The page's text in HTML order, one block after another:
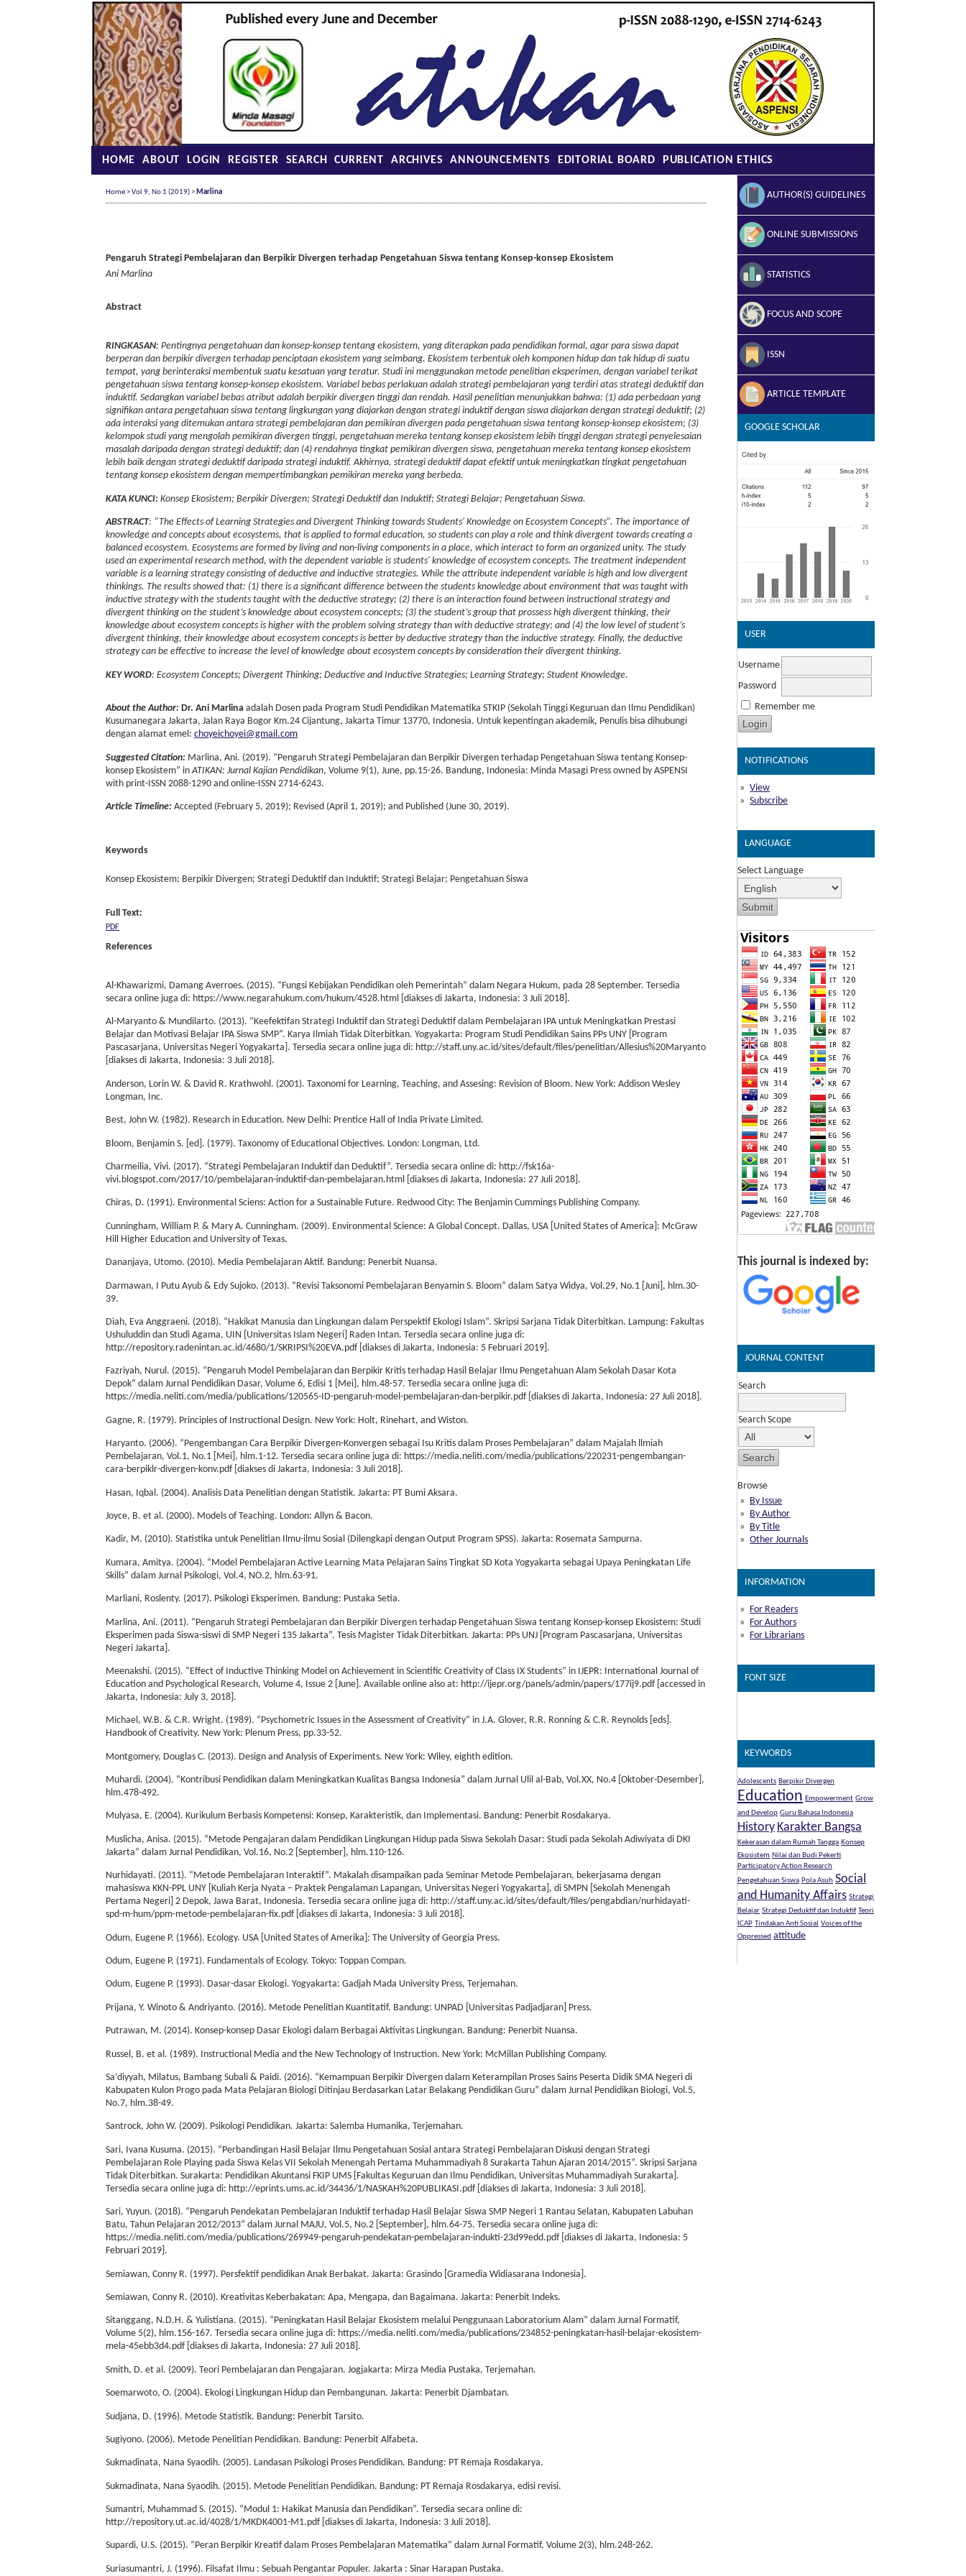
AUTHOR(S) GUIDELINES
ONLINE SUBMISSIONS
STATISTICS
FOCUS AND SCOPE
ISSN
ARTICLE TEMPLATE
GOOGLE SCHOLAR
USER
Username
Password
Remember me
NOTIFICATIONS
View
Subscribe
LANGUAGE
Select Language
This journal is indexed by:
JOURNAL CONTENT
Search
Search Scope
Browse
By Issue
By Author
By Title
Other Journals
INFORMATION
For Readers
For Authors
For Librarians
FONT SIZE
KEYWORDS
Adolescents Berpikir Divergen
Education Empowerment Grow
and Develop Guru Bahasa Indonesia
History Karakter Bangsa
Kekerasan dalam Rumah Tangga Konsep
Ekosistem Nilai dan Budi Pekerti
Participatory Action Research
Pengetahuan Siswa Pola Asuh Social
and Humanity Affairs Strategi
Belajar Strategi Deduktif dan Induktif Teori
ICAP Tindakan Anti Sosial Voices of the
Oppressed attitude
HOME ABOUT LOGIN REGISTER SEARCH CURRENT ARCHIVES ANNOUNCEMENTS EDITORIAL BOARD PUBLICATION ETHICS
Home >Vol 9, No 1 (2019) > Marlina
Pengaruh Strategi Pembelajaran dan Berpikir Divergen terhadap Pengetahuan Siswa tentang Konsep-konsep Ekosistem
Ani Marlina
Abstract
RINGKASAN: Pentingnya pengetahuan dan konsep-konsep tentang ekosistem, yang diterapkan pada pendidikan formal, agar para siswa dapat
berperan dan berpikir divergen terhadap penciptaan ekosistem yang seimbang. Ekosistem terbentuk oleh komponen hidup dan tak hidup di suatu
tempat, yang berinteraksi membentuk suatu kesatuan yang teratur. Studi ini menggunakan metode penelitian eksperimen, dengan variabel terikat
pengetahuan siswa tentang konsep-konsep ekosistem. Variabel bebas perlakuan adalah strategi pembelajaran yang terdiri atas strategi deduktif dan
induktif. Sedangkan variabel bebas atribut adalah berpikir divergen tinggi dan rendah. Hasil penelitian menunjukkan bahwa: (1) ada perbedaan yang
signifikan antara pengetahuan siswa tentang lingkungan yang diajarkan dengan strategi induktif dengan siswa diajarkan dengan strategi deduktif; (2)
ada interaksi yang ditemukan antara strategi pembelajaran dan pemikiran divergen pada pengetahuan siswa tentang konsep-konsep ekosistem; (3)
kelompok studi yang mengolah pemikiran divergen tinggi, pengetahuan mereka tentang konsep ekosistem lebih tinggi dengan strategi penyelesaian
masalah daripada dengan strategi deduktif; dan (4) rendahnya tingkat pemikiran divergen siswa, pengetahuan mereka tentang konsep ekosistem
lebih baik dengan strategi deduktif daripada strategi induktif. Akhirnya, strategi deduktif dapat efektif untuk meningkatkan tingkat pengetahuan
tentang konsep ekosistem dengan mempertimbangkan pemikiran mereka yang berbeda.
KATA KUNCI: Konsep Ekosistem; Berpikir Divergen; Strategi Deduktif dan Induktif; Strategi Belajar; Pengetahuan Siswa.
ABSTRACT: “The Effects of Learning Strategies and Divergent Thinking towards Students' Knowledge on Ecosystem Concepts”. The importance of
knowledge and concepts about ecosystems, that is applied to formal education, so students can play a role and think divergent towards creating a
balanced ecosystem. Ecosystems are formed by living and non-living components in a place, which interact to form an organized unity. The study
used an experimental research method, with the dependent variable is students' knowledge of ecosystem concepts. The treatment independent
variable is a learning strategy consisting of deductive and inductive strategies. While the attribute independent variable is high and low divergent
thinkings. The results showed that: (1) there is a significant difference between the students knowledge about environment that was taught with
inductive strategy with the students taught with the deductive strategy; (2) there is an interaction found between instructional strategy and
divergent thinking on the student’s knowledge about ecosystem concepts; (3) the student’s group that prossess high divergent thinking, their
knowledge about ecosystem concepts is higher with the problem solving strategy than with deductive strategy; and (4) the low level of student’s
divergent thinking, their knowledge about ecosystem concepts is better by deductive strategy than the inductive strategy. Finally, the deductive
strategy can be effective to increase the level of knowledge about ecosystem concepts by consideration their divergent thinking.
KEY WORD: Ecosystem Concepts; Divergent Thinking; Deductive and Inductive Strategies; Learning Strategy; Student Knowledge.
About the Author: Dr. Ani Marlina adalah Dosen pada Program Studi Pendidikan Matematika STKIP (Sekolah Tinggi Keguruan dan Ilmu Pendidikan)
Kusumanegara Jakarta, Jalan Raya Bogor Km.24 Cijantung, Jakarta Timur 13770, Indonesia. Untuk kepentingan akademik, Penulis bisa dihubungi
dengan alamat emel: choyeichoyei@gmail.com
Suggested Citation: Marlina, Ani. (2019). “Pengaruh Strategi Pembelajaran dan Berpikir Divergen terhadap Pengetahuan Siswa tentang Konsep-
konsep Ekosistem” inATIKAN: Jurnal Kajian Pendidikan, Volume 9(1), June, pp.15-26. Bandung, Indonesia: Minda Masagi Press owned by ASPENSI
with print-ISSN 2088-1290 and online-ISSN 2714-6243.
Article Timeline: Accepted (February 5, 2019); Revised (April 1, 2019); and Published (June 30, 2019).
Keywords
Konsep Ekosistem; Berpikir Divergen; Strategi Deduktif dan Induktif; Strategi Belajar; Pengetahuan Siswa
Full Text:
PDF
References
Al-Khawarizmi, Damang Averroes. (2015). “Fungsi Kebijakan Pendidikan oleh Pemerintah” dalam Negara Hukum, pada 28 September. Tersedia
secara online juga di: https://www.negarahukum.com/hukum/4528.html [diakses di Jakarta, Indonesia: 3 Juli 2018].
Al-Maryanto & Mundilarto. (2013). “Keefektifan Strategi Induktif dan Strategi Deduktif dalam Pembelajaran IPA untuk Meningkatkan Prestasi
Belajar dan Motivasi Belajar IPA Siswa SMP”. Karya Ilmiah Tidak Diterbitkan. Yogyakarta: Program Studi Pendidikan Sains PPs UNY [Program
Pascasarjana, Universitas Negeri Yogyakarta]. Tersedia secara online juga di: http://staff.uny.ac.id/sites/default/files/penelitian/Allesius%20Maryanto
[diakses di Jakarta, Indonesia: 3 Juli 2018].
Anderson, Lorin W. & David R. Krathwohl. (2001). Taxonomi for Learning, Teaching, and Assesing: Revision of Bloom. New York: Addison Wesley
Longman, Inc.
Best, John W. (1982). Research in Education. New Delhi: Prentice Hall of India Private Limited.
Bloom, Benjamin S. [ed]. (1979). Taxonomy of Educational Objectives. London: Longman, Ltd.
Charmeilia, Vivi. (2017). “Strategi Pembelajaran Induktif dan Deduktif”. Tersedia secara online di: http://fsk16a-
vivi.blogspot.com/2017/10/pembelajaran-induktif-dan-pembelajaran.html [diakses di Jakarta, Indonesia: 27 Juli 2018].
Chiras, D. (1991). Environmental Sciens: Action for a Sustainable Future. Redwood City: The Benjamin Cummings Publishing Company.
Cunningham, William P. & Mary A. Cunningham. (2009). Environmental Science: A Global Concept. Dallas, USA [United States of America]: McGraw
Hill Higher Education and University of Texas.
Dananjaya, Utomo. (2010). Media Pembelajaran Aktif. Bandung: Penerbit Nuansa.
Darmawan, I Putu Ayub & Edy Sujoko. (2013). “Revisi Taksonomi Pembelajaran Benyamin S. Bloom” dalam Satya Widya, Vol.29, No.1 [Juni], hlm.30-
39.
Diah, Eva Anggraeni. (2018). “Hakikat Manusia dan Lingkungan dalam Perspektif Ekologi Islam”. Skripsi Sarjana Tidak Diterbitkan. Lampung: Fakultas
Ushuluddin dan Studi Agama, UIN [Universitas Islam Negeri] Raden Intan. Tersedia secara online juga di:
http://repository.radenintan.ac.id/4680/1/SKRIPSI%20EVA.pdf [diakses di Jakarta, Indonesia: 5 Februari 2019].
Fazriyah, Nurul. (2015). “Pengaruh Model Pembelajaran dan Berpikir Kritis terhadap Hasil Belajar Ilmu Pengetahuan Alam Sekolah Dasar Kota
Depok” dalam Jurnal Pendidikan Dasar, Volume 6, Edisi 1 [Mei], hlm.48-57. Tersedia secara online juga di:
https://media.neliti.com/media/publications/120565-ID-pengaruh-model-pembelajaran-dan-berpikir.pdf [diakses di Jakarta, Indonesia: 27 Juli 2018].
Gagne, R. (1979). Principles of Instructional Design. New York: Holt, Rinehart, and Wiston.
Haryanto. (2006). “Pengembangan Cara Berpikir Divergen-Konvergen sebagai Isu Kritis dalam Proses Pembelajaran” dalam Majalah llmiah
Pembelajaran, Vol.1, No.1 [Mei], hlm.1-12. Tersedia secara online juga di: https://media.neliti.com/media/publications/220231-pengembangan-
cara-berpiklr-divergen-konv.pdf [diakses di Jakarta, Indonesia: 3 Juli 2018].
Hasan, Iqbal. (2004). Analisis Data Penelitian dengan Statistik. Jakarta: PT Bumi Aksara.
Joyce, B. et al. (2000). Models of Teaching. London: Allyn & Bacon.
Kadir, M. (2010). Statistika untuk Penelitian Ilmu-ilmu Sosial (Dilengkapi dengan Output Program SPSS). Jakarta: Rosemata Sampurna.
Kumara, Amitya. (2004). “Model Pembelajaran Active Learning Mata Pelajaran Sains Tingkat SD Kota Yogyakarta sebagai Upaya Peningkatan Life
Skills” dalam Jurnal Psikologi, Vol.4, NO.2, hlm.63-91.
Marliani, Roslenty. (2017). Psikologi Eksperimen. Bandung: Pustaka Setia.
Marlina, Ani. (2011). “Pengaruh Strategi Pembelajaran dan Berpikir Divergen terhadap Pengetahuan Siswa tentang Konsep-konsep Ekosistem: Studi
Eksperimen pada Siswa-siswi di SMP Negeri 135 Jakarta”. Tesis Magister Tidak Diterbitkan. Jakarta: PPs UNJ [Program Pascasarjana, Universitas
Negeri Jakarta].
Meenakshi. (2015). “Effect of Inductive Thinking Model on Achievement in Scientific Creativity of Class IX Students” in IJEPR: International Journal of
Education and Psychological Research, Volume 4, Issue 2 [June]. Available online also at: http://ijepr.org/panels/admin/papers/177ij9.pdf [accessed in
Jakarta, Indonesia: July 3, 2018].
Michael, W.B. & C.R. Wright. (1989). “Psychometric Issues in the Assessment of Creativity” in J.A. Glover, R.R. Ronning & C.R. Reynolds [eds].
Handbook of Creativity. New York: Plenum Press, pp.33-52.
Montgomery, Douglas C. (2013). Design and Analysis of Experiments. New York: Wiley, eighth edition.
Muhardi. (2004). “Kontribusi Pendidikan dalam Meningkatkan Kualitas Bangsa Indonesia” dalam Jurnal Ulil al-Bab, Vol.XX, No.4 [Oktober-Desember],
hlm.478-492.
Mulyasa, E. (2004). Kurikulum Berbasis Kompetensi: Konsep, Karakteristik, dan Implementasi. Bandung: Penerbit Rosdakarya.
Muslicha, Anisa. (2015). “Metode Pengajaran dalam Pendidikan Lingkungan Hidup pada Siswa Sekolah Dasar: Studi pada Sekolah Adiwiyata di DKI
Jakarta” dalam Jurnal Pendidikan, Vol.16, No.2 [September], hlm.110-126.
Nurhidayati. (2011). “Metode Pembelajaran Interaktif”. Makalah disampaikan pada Seminar Metode Pembelajaran, bekerjasama dengan
mahasiswa KKN-PPL UNY [Kuliah Kerja Nyata – Praktek Pengalaman Lapangan, Universitas Negeri Yogyakarta], di SMPN [Sekolah Menengah
Pertama Negeri] 2 Depok, Jawa Barat, Indonesia. Tersedia secara online juga di: http://staff.uny.ac.id/sites/default/files/pengabdian/nurhidayati-
spd-m-hum/ppm-metode-pembelajaran-fix.pdf [diakses di Jakarta, Indonesia: 3 Juli 2018].
Odum, Eugene P. (1966). Ecology. USA [United States of Amerika]: The University of Georgia Press.
Odum, Eugene P. (1971). Fundamentals of Ecology. Tokyo: Toppan Compan.
Odum, Eugene P. (1993). Dasar-dasar Ekologi. Yogyakarta: Gadjah Mada University Press, Terjemahan.
Prijana, Y. Winoto & Andriyanto. (2016). Metode Penelitian Kuantitatif. Bandung: UNPAD [Universitas Padjadjaran] Press.
Putrawan, M. (2014). Konsep-konsep Dasar Ekologi dalam Berbagai Aktivitas Lingkungan. Bandung: Penerbit Nuansa.
Russel, B. et al. (1989). Instructional Media and the New Technology of Instruction. New York: McMillan Publishing Company.
Sa’diyyah, Milatus, Bambang Subali & Paidi. (2016). “Kemampuan Berpikir Divergen dalam Keterampilan Proses Sains Peserta Didik SMA Negeri di
Kabupaten Kulon Progo pada Mata Pelajaran Biologi Ditinjau Berdasarkan Latar Belakang Pendidikan Guru” dalam Jurnal Pendidikan Biologi, Vol.5,
No.7, hlm.38-49.
Santrock, John W. (2009). Psikologi Pendidikan. Jakarta: Salemba Humanika, Terjemahan.
Sari, Ivana Kusuma. (2015). “Perbandingan Hasil Belajar Ilmu Pengetahuan Sosial antara Strategi Pembelajaran Diskusi dengan Strategi
Pembelajaran Role Playing pada Siswa Kelas VII Sekolah Menengah Pertama Muhammadiyah 8 Surakarta Tahun Ajaran 2014/2015”. Skripsi Sarjana
Tidak Diterbitkan. Surakarta: Pendidikan Akuntansi FKIP UMS [Fakultas Keguruan dan Ilmu Pendidikan, Universitas Muhammadiyah Surakarta].
Tersedia secara online juga di: http://eprints.ums.ac.id/34436/1/NASKAH%20PUBLIKASI.pdf [diakses di Jakarta, Indonesia: 3 Juli 2018].
Sari, Yuyun. (2018). “Pengaruh Pendekatan Pembelajaran Induktif terhadap Hasil Belajar Siswa SMP Negeri 1 Rantau Selatan, Kabupaten Labuhan
Batu, Tahun Pelajaran 2012/2013” dalam Jurnal MAJU, Vol.5, No.2 [September], hlm.64-75. Tersedia secara online juga di:
https://media.neliti.com/media/publications/269949-pengaruh-pendekatan-pembelajaran-indukti-23d99edd.pdf [diakses di Jakarta, Indonesia: 5
Februari 2019].
Semiawan, Conny R. (1997). Persfektif pendidikan Anak Berbakat. Jakarta: Grasindo [Gramedia Widiasarana Indonesia].
Semiawan, Conny R. (2010). Kreativitas Keberbakatan: Apa, Mengapa, dan Bagaimana. Jakarta: Penerbit Indeks.
Sitanggang, N.D.H. & Yulistiana. (2015). “Peningkatan Hasil Belajar Ekosistem melalui Penggunaan Laboratorium Alam” dalam Jurnal Formatif,
Volume 5(2), hlm.156-167. Tersedia secara online juga di: https://media.neliti.com/media/publications/234852-peningkatan-hasil-belajar-ekosistem-
mela-45ebb3d4.pdf [diakses di Jakarta, Indonesia: 27 Juli 2018].
Smith, D. et al. (2009). Teori Pembelajaran dan Pengajaran. Jogjakarta: Mirza Media Pustaka, Terjemahan.
Soemarwoto, O. (2004). Ekologi Lingkungan Hidup dan Pembangunan. Jakarta: Penerbit Djambatan.
Sudjana, D. (1996). Metode Statistik. Bandung: Penerbit Tarsito.
Sugiyono. (2006). Metode Penelitian Pendidikan. Bandung: Penerbit Alfabeta.
Sukmadinata, Nana Syaodih. (2005). Landasan Psikologi Proses Pendidikan. Bandung: PT Remaja Rosdakarya.
Sukmadinata, Nana Syaodih. (2015). Metode Penelitian Pendidikan. Bandung: PT Remaja Rosdakarya, edisi revisi.
Sumantri, Muhammad S. (2015). “Modul 1: Hakikat Manusia dan Pendidikan”. Tersedia secara online di:
http://repository.ut.ac.id/4028/1/MKDK4001-M1.pdf [diakses di Jakarta, Indonesia: 3 Juli 2018].
Supardi, U.S. (2015). “Peran Berpikir Kreatif dalam Proses Pembelajaran Matematika” dalam Jurnal Formatif, Volume 2(3), hlm.248-262.
Suriasumantri, J. (1996). Filsafat Ilmu : Sebuah Pengantar Populer. Jakarta : Sinar Harapan Pustaka.